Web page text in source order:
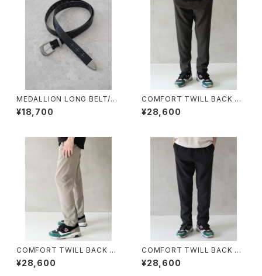
MEDALLION LONG BELT/8
76108#4/メダリオンロングベ
ルト
¥18,700
COMFORT TWILL BACK ZI
P PT/400022#3/コンフォート
ツイルバックジップパンツ
¥28,600
COMFORT TWILL BACK ZI
P PT/400022#1/コンフォート
ツイルバックジップパンツ
¥28,600
COMFORT TWILL BACK ZI
P PT/400022#2/コンフォート
ツイルバックジップパンツ
¥28,600